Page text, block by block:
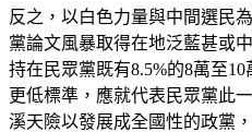
反之，以白色力量與中間選民
黨論文風暴取得在地泛藍甚或
持在民眾黨既有8.5%的8萬至
更低標準，應就代表民眾黨此
溪天險以發展成全國性的政黨